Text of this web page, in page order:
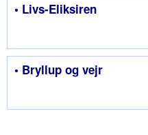
• Livs-Eliksiren
• Bryllup og vejr